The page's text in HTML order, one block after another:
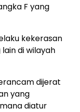
F yang
kekerasan
di wilayah
dijerat
yang
diatur